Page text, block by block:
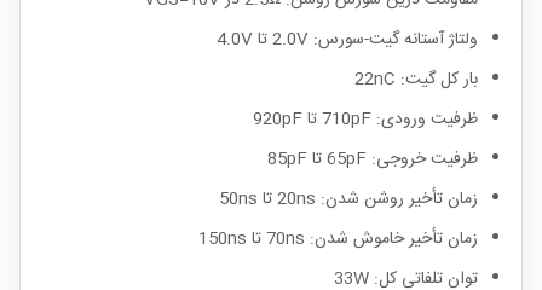
ولتاژ آستانه گیت-سورس: 2.0V تا 4.0V
بار کل گیت: 22nC
ظرفیت ورودی: 710pF تا 920pF
ظرفیت خروجی: 65pF تا 85pF
زمان تأخیر روشن شدن: 20ns تا 50ns
زمان تأخیر خاموش شدن: 70ns تا 150ns
توان تلفاتی کل: 33W